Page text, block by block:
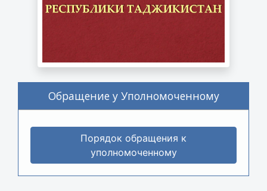
Обращение у Уполномоченному
Порядок обращения к
уполномоченному